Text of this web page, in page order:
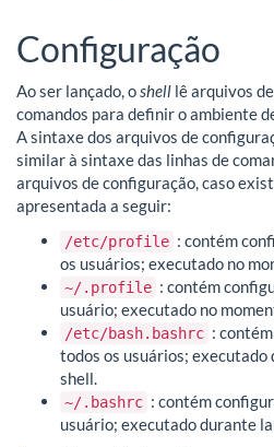
Configuração
Ao ser lançado, oshell lê arquivos
comandos para definir o ambiente
A sintaxe dos arquivos de
similar à sintaxe das linhas de
arquivos de configuração, caso
apresentada a seguir:
/etc/profile : contém
os usuários; executado no
~/.profile : contém
usuário; executado no
/etc/bash.bashrc :
todos os usuários;
shell.
~/.bashrc : contém
usuário; executado durante